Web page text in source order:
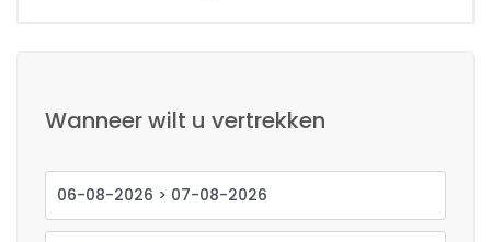
Wanneer wilt u vertrekken